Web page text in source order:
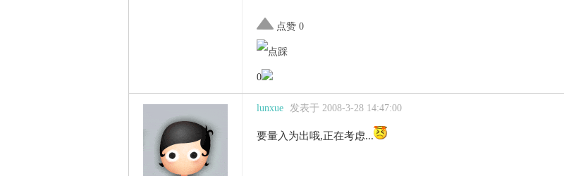
点赞 0
0
lunxue 发表于 2008-3-28 14:47:00
要量入为出哦,正在考虑...